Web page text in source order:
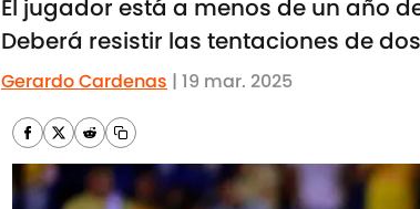
El jugador está a menos de un año
Deberá resistir las tentaciones de
Gerardo Cardenas | 19 mar. 2025